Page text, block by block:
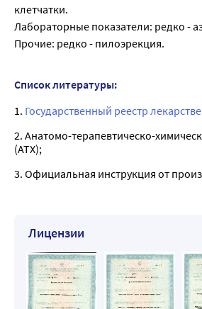
клетчатки.
Лабораторные показатели: редко -
Прочие: редко - пилоэрекция.
Список литературы:
1. Государственный реестр
2. Анатомо-терапевтическо-
(ATX);
3. Официальная инструкция от
Лицензии